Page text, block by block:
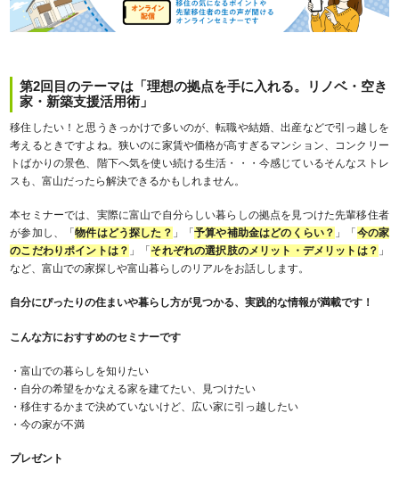
第2回目のテーマは「理想の拠点を手に入れる。リノベ・空き
家・新築支援活用術」
移住したい！と思うきっかけで多いのが、転職や結婚、出産などで引っ越しを
考えるときですよね。狭いのに家賃や価格が高すぎるマンション、コンクリー
トばかりの景色、階下へ気を使い続ける生活・・・今感じているそんなストレ
スも、富山だったら解決できるかもしれません。
本セミナーでは、実際に富山で自分らしい暮らしの拠点を見つけた先輩移住者
が参加し、「物件はどう探した？ 」「予算や補助金はどのくらい？ 」「 今の家
のこだわりポイントは？ 」「 それぞれの選択肢のメリット・デメリットは？ 」
など、富山での家探しや富山暮らしのリアルをお話しします。
自分にぴったりの住まいや暮らし方が見つかる、実践的な情報が満載です！
こんな方におすすめのセミナーです
・富山での暮らしを知りたい
・自分の希望をかなえる家を建てたい、見つけたい
・移住するかまで決めていないけど、広い家に引っ越したい
・今の家が不満
プレゼント